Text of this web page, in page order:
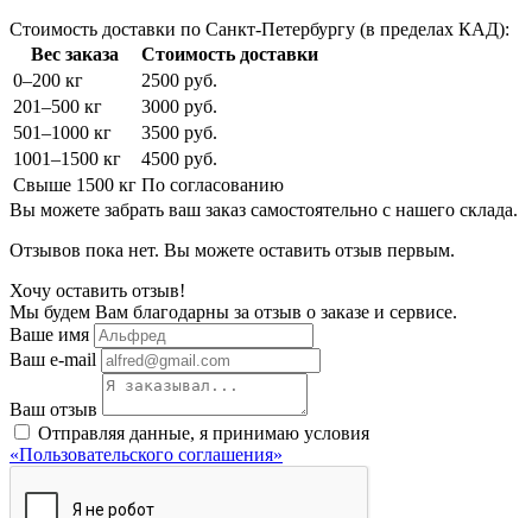
Стоимость доставки по Санкт-Петербургу (в пределах КАД):
Вес заказа
Стоимость доставки
0–200 кг
2500 руб.
201–500 кг
3000 руб.
501–1000 кг
3500 руб.
1001–1500 кг
4500 руб.
Свыше 1500 кг По согласованию
Вы можете забрать ваш заказ самостоятельно с нашего склада.
Отзывов пока нет. Вы можете оставить отзыв первым.
Хочу оставить отзыв!
Мы будем Вам благодарны за отзыв о заказе и сервисе.
Ваше имя
Ваш e-mail
Ваш отзыв
Отправляя данные, я принимаю условия
«Пользовательского соглашения»